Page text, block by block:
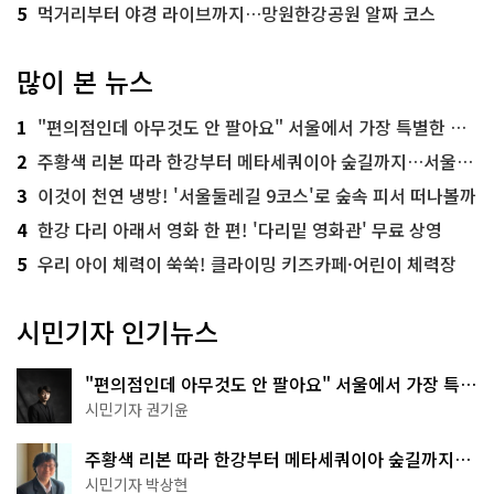
5 먹거리부터 야경 라이브까지…망원한강공원 알짜 코스
많이 본 뉴스
1 "편의점인데 아무것도 안 팔아요" 서울에서 가장 특별한 편의점의 정체
2 주황색 리본 따라 한강부터 메타세쿼이아 숲길까지…서울둘레길 15코스
3 이것이 천연 냉방! '서울둘레길 9코스'로 숲속 피서 떠나볼까
4 한강 다리 아래서 영화 한 편! '다리밑 영화관' 무료 상영
5 우리 아이 체력이 쑥쑥! 클라이밍 키즈카페·어린이 체력장
시민기자 인기뉴스
"편의점인데 아무것도 안 팔아요" 서울에서 가장 특별
한 편의점의 정체
시민기자 권기윤
주황색 리본 따라 한강부터 메타세쿼이아 숲길까지…
서울둘레길 15코스
시민기자 박상현